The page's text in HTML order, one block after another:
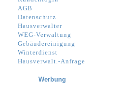
AGB
Datenschutz
Hausverwalter
WEG-Verwaltung
Gebäudereinigung
Winterdienst
Hausverwalt.-Anfrage
Werbung